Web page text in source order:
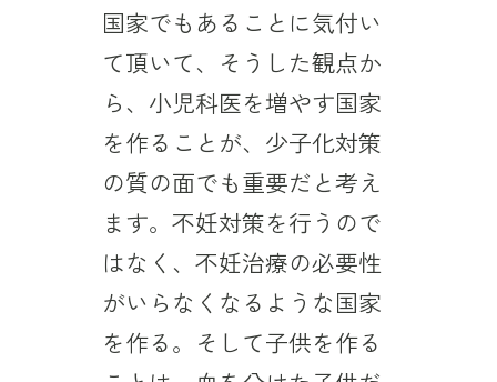
国家でもあることに気付い
て頂いて、そうした観点か
ら、小児科医を増やす国家
を作ることが、少子化対策
の質の面でも重要だと考え
ます。不妊対策を行うので
はなく、不妊治療の必要性
がいらなくなるような国家
を作る。そして子供を作る